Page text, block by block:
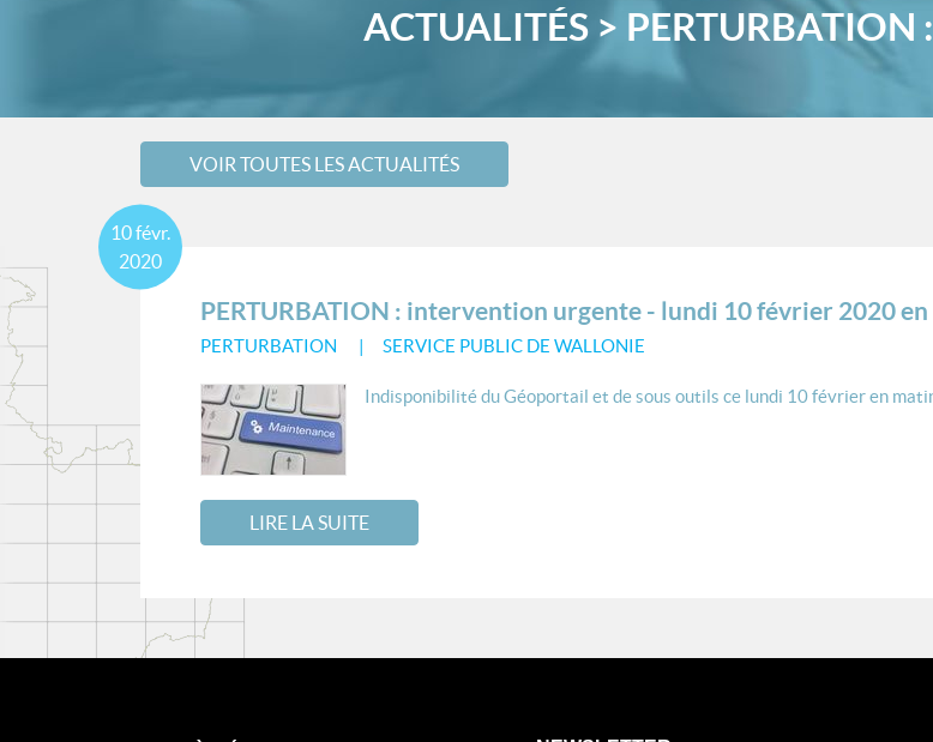
ACTUALITÉS > PERTURBATION
VOIR TOUTES LES ACTUALITÉS
PERTURBATION : intervention urgente - lundi 10 février 2020
PERTURBATION SERVICE PUBLIC DE WALLONIE
10févr.
2020
Indisponibilité du Géoportail et de sous outils ce lundi 10 février en
LIRE LA SUITE